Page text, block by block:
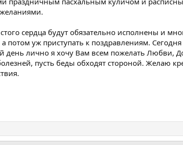
сердца будут обязательно исполнены и
потом уж приступать к поздравлениям. Сегодня
день лично я хочу Вам всем пожелать Любви,
пусть беды обходят стороной. Желаю